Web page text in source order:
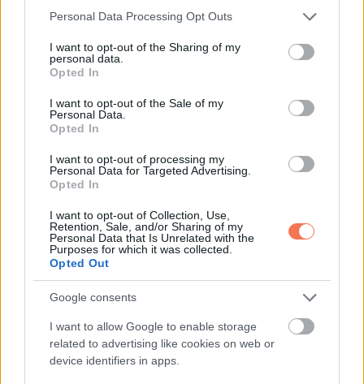
Please note that this website/app uses one or more Google
not limited to your visit or usage behaviour. You may click to
grant or deny consent to Google and its third-party tags to
use your data for below specified purposes in below Google
consent section.
Personal Data Processing Opt Outs
I want to opt-out of the Sharing of my
personal data.
Opted In
I want to opt-out of the Sale of my
Personal Data.
Opted In
I want to opt-out of processing my
Personal Data for Targeted Advertising.
Opted In
I want to opt-out of Collection, Use,
Retention, Sale, and/or Sharing of my
Personal Data that Is Unrelated with the
Purposes for which it was collected.
Opted Out
Google consents
I want to allow Google to enable storage
related to advertising like cookies on web or
device identifiers in apps.
KÖVETKEZŐ POSZT
További bejegyzések